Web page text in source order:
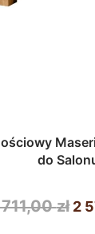
do
zł 2